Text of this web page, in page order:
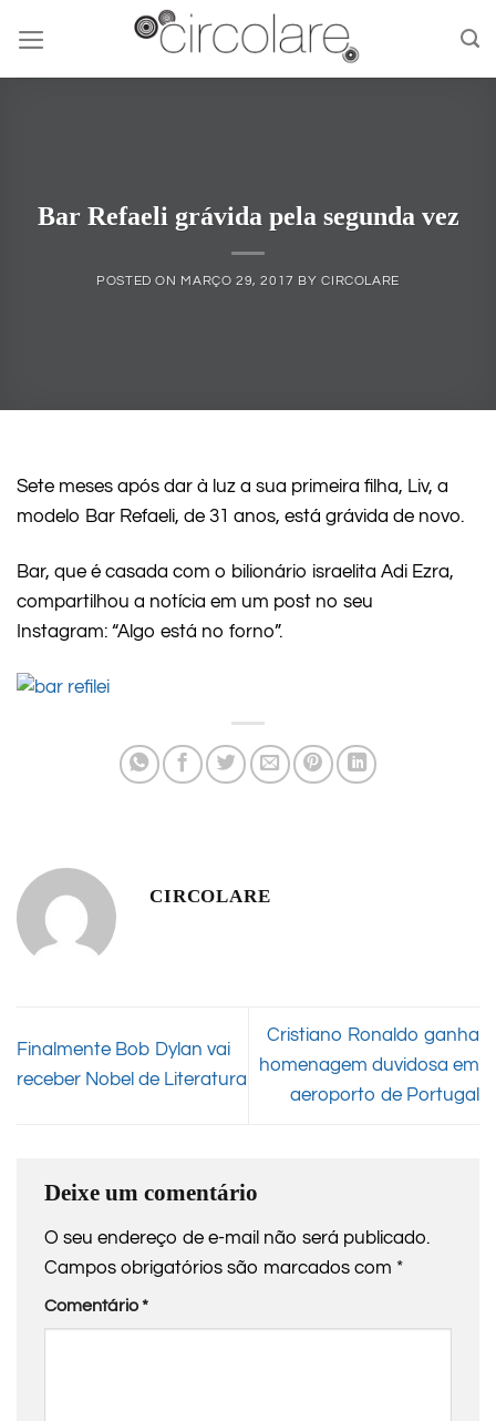
content
Bar Refaeli grávida pela segunda vez
POSTED ON MARÇO 29, 2017 BYCIRCOLARE
Sete meses após dar à luz a sua primeira filha, Liv, a
modelo Bar Refaeli, de 31 anos, está grávida de novo.
Bar, que é casada com o bilionário israelita Adi Ezra,
compartilhou a notícia em um post no seu
Instagram: “Algo está no forno”.
CIRCOLARE
Finalmente Bob Dylan vai
receber Nobel de Literatura
Cristiano Ronaldo ganha
homenagem duvidosa em
aeroporto de Portugal
Deixe um comentário
O seu endereço de e-mail não será publicado.
Campos obrigatórios são marcados com *
Comentário*